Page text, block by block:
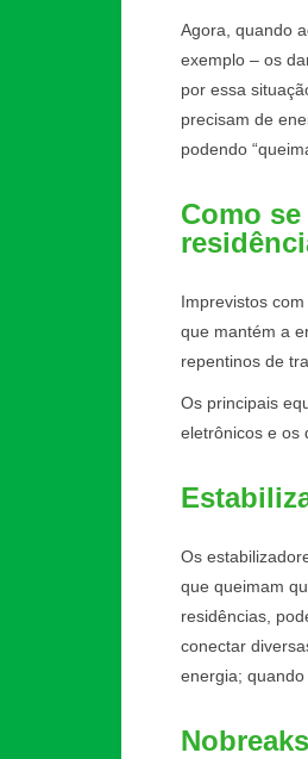
Agora, quando
exemplo – os
por essa
precisam de
podendo
Como
Imprevistos
que mantém a
repentinos de
Os principais
eletrônicos e os
Os
que queimam
residências,
conectar
energia;
Nobreaks